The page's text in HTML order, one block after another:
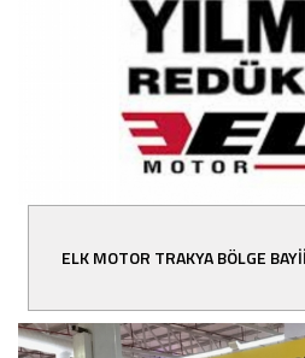
ELK MOTOR TRAKYA BÖLGE